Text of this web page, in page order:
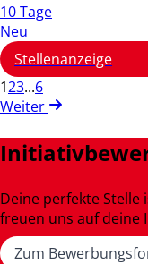
10 Tage
Neu
Stellenanzeige
123...6
Weiter
Deine perfekte Stelle
freuen uns auf deine
Zum